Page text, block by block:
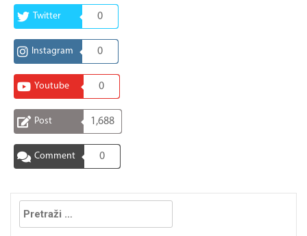
Twitter 0
Instagram 0
Youtube 0
Post 1,688
Comment 0
Pretraga: